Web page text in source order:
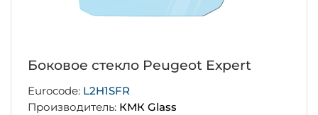
Боковое стекло Peugeot Expert
Eurocode: L2H1SFR
Производитель: КМК Glass